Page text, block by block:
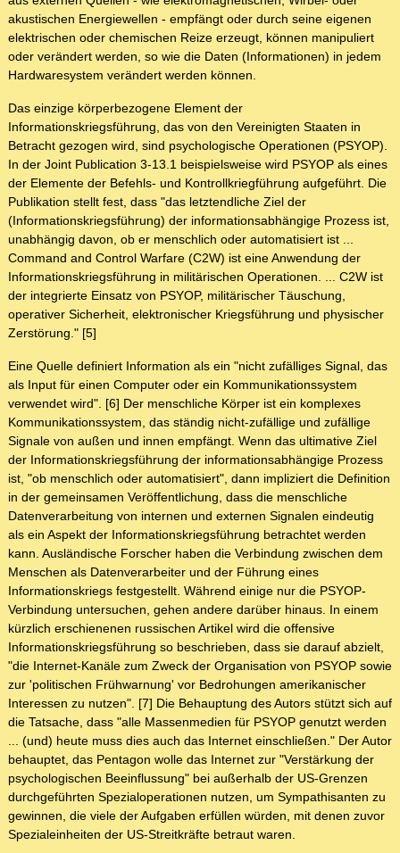
akustischen Energiewellen - empfängt oder durch seine eigenen
elektrischen oder chemischen Reize erzeugt, können manipuliert
oder verändert werden, so wie die Daten (Informationen) in jedem
Hardwaresystem verändert werden können.
Das einzige körperbezogene Element der
Informationskriegsführung, das von den Vereinigten Staaten in
Betracht gezogen wird, sind psychologische Operationen (PSYOP).
In der Joint Publication 3-13.1 beispielsweise wird PSYOP als eines
der Elemente der Befehls- und Kontrollkriegführung aufgeführt. Die
Publikation stellt fest, dass "das letztendliche Ziel der
(Informationskriegsführung) der informationsabhängige Prozess ist,
unabhängig davon, ob er menschlich oder automatisiert ist ...
Command and Control Warfare (C2W) ist eine Anwendung der
Informationskriegsführung in militärischen Operationen. ... C2W ist
der integrierte Einsatz von PSYOP, militärischer Täuschung,
operativer Sicherheit, elektronischer Kriegsführung und physischer
Zerstörung." [5]
Eine Quelle definiert Information als ein "nicht zufälliges Signal, das
als Input für einen Computer oder ein Kommunikationssystem
verwendet wird". [6] Der menschliche Körper ist ein komplexes
Kommunikationssystem, das ständig nicht-zufällige und zufällige
Signale von außen und innen empfängt. Wenn das ultimative Ziel
der Informationskriegsführung der informationsabhängige Prozess
ist, "ob menschlich oder automatisiert", dann impliziert die Definition
in der gemeinsamen Veröffentlichung, dass die menschliche
Datenverarbeitung von internen und externen Signalen eindeutig
als ein Aspekt der Informationskriegsführung betrachtet werden
kann. Ausländische Forscher haben die Verbindung zwischen dem
Menschen als Datenverarbeiter und der Führung eines
Informationskriegs festgestellt. Während einige nur die PSYOP-
Verbindung untersuchen, gehen andere darüber hinaus. In einem
kürzlich erschienenen russischen Artikel wird die offensive
Informationskriegsführung so beschrieben, dass sie darauf abzielt,
"die Internet-Kanäle zum Zweck der Organisation von PSYOP sowie
zur 'politischen Frühwarnung' vor Bedrohungen amerikanischer
Interessen zu nutzen". [7] Die Behauptung des Autors stützt sich auf
die Tatsache, dass "alle Massenmedien für PSYOP genutzt werden
... (und) heute muss dies auch das Internet einschließen." Der Autor
behauptet, das Pentagon wolle das Internet zur "Verstärkung der
psychologischen Beeinflussung" bei außerhalb der US-Grenzen
durchgeführten Spezialoperationen nutzen, um Sympathisanten zu
gewinnen, die viele der Aufgaben erfüllen würden, mit denen zuvor
Spezialeinheiten der US-Streitkräfte betraut waren.